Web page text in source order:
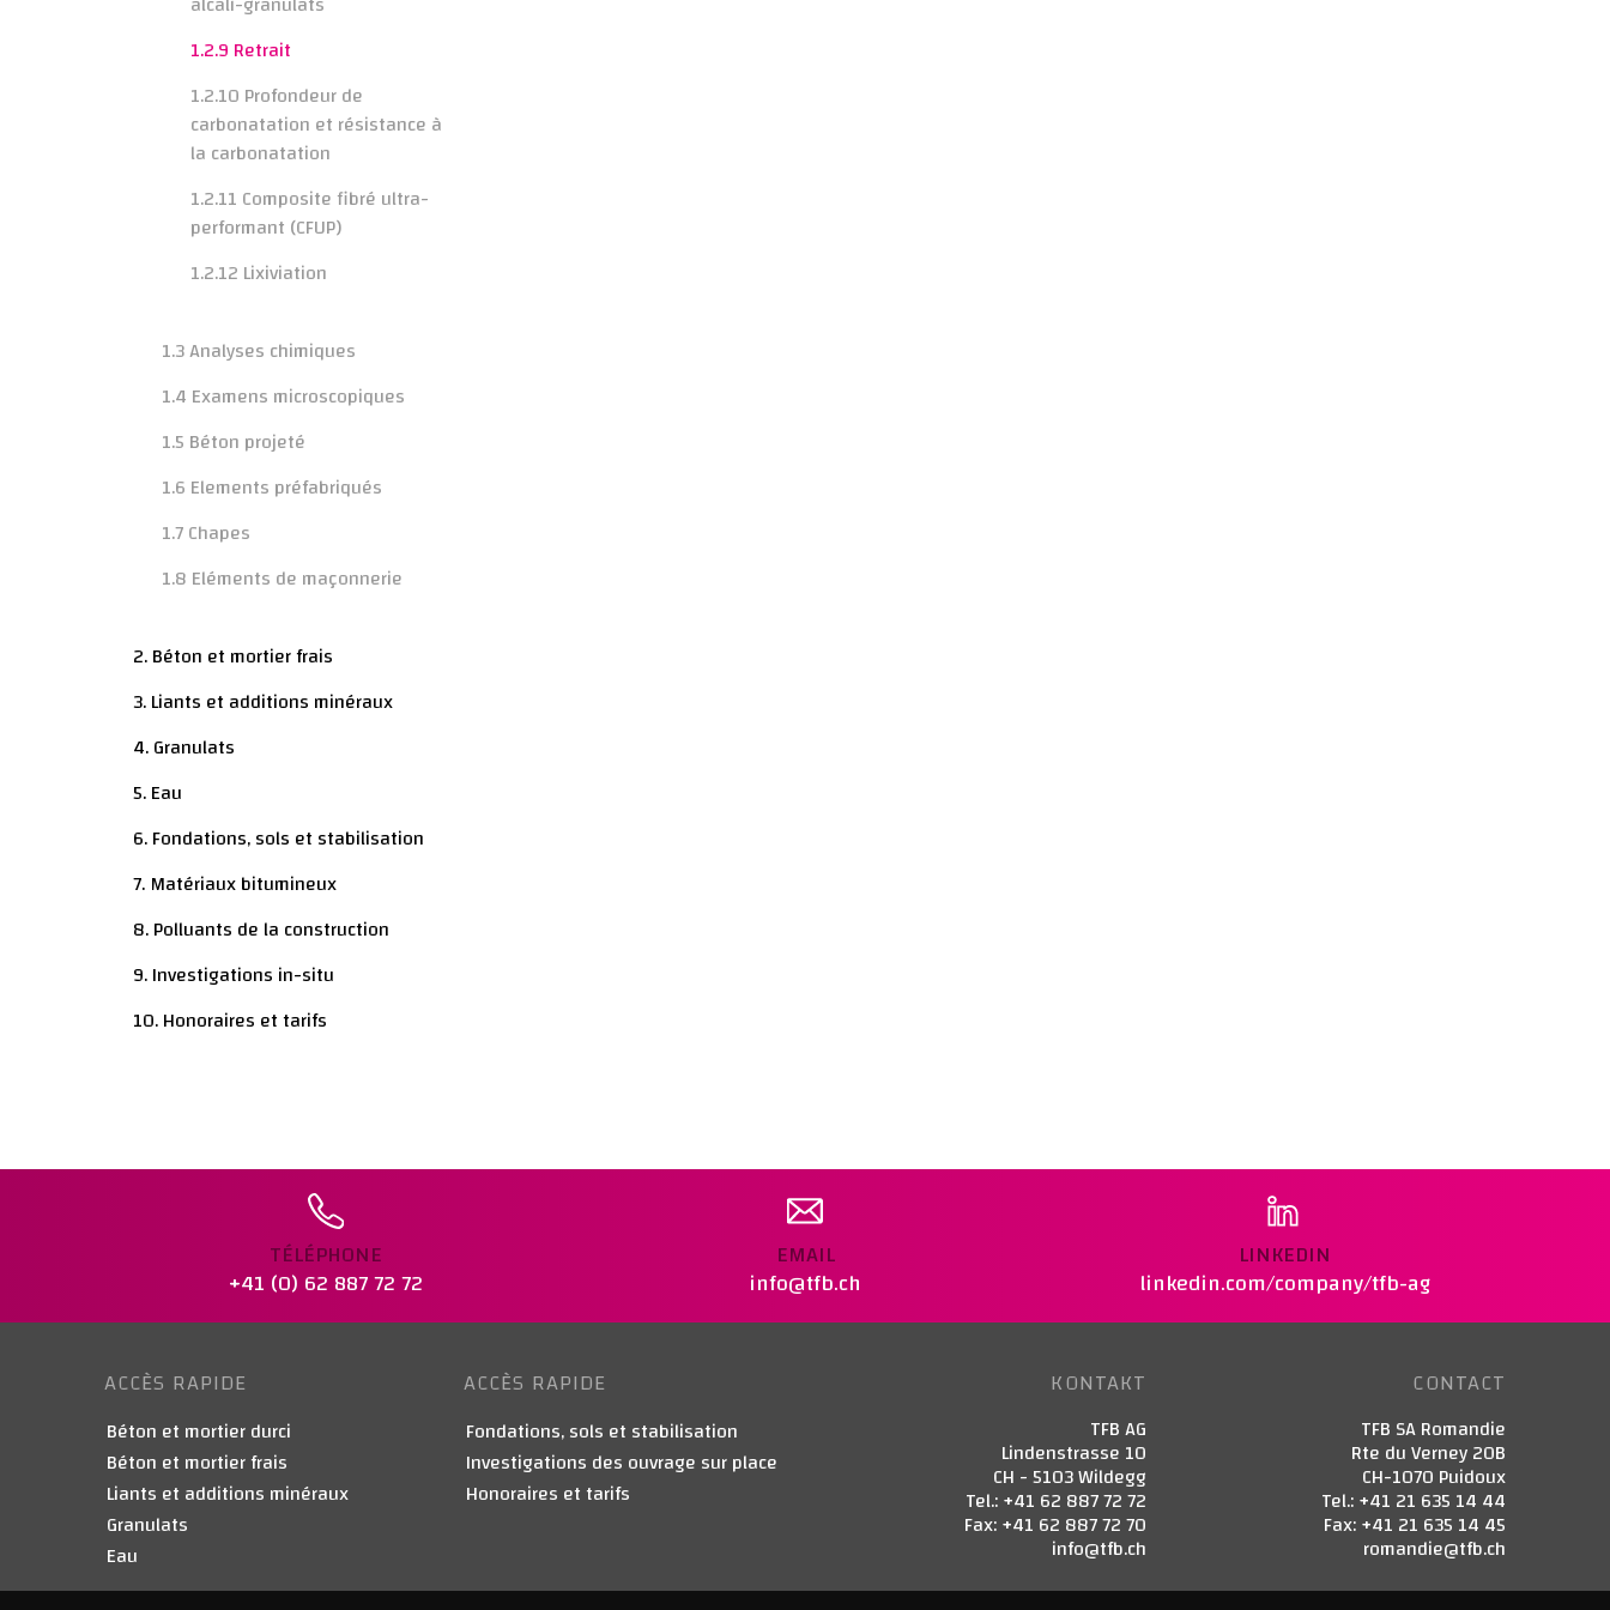
1.2.9 Retrait
1.2.10 Profondeur de
carbonatation et résistance à
la carbonatation
1.2.11 Composite fibré ultra-
performant (CFUP)
1.2.12 Lixiviation
1.3 Analyses chimiques
1.4 Examens microscopiques
1.5 Béton projeté
1.6 Elements préfabriqués
1.7 Chapes
1.8 Eléments de maçonnerie
2. Béton et mortier frais
3. Liants et additions minéraux
4. Granulats
5. Eau
6. Fondations, sols et stabilisation
7. Matériaux bitumineux
8. Polluants de la construction
9. Investigations in-situ
10. Honoraires et tarifs
TÉLÉPHONE
+41 (0) 62 887 72 72
EMAIL
info@tfb.ch
LINKEDIN
linkedin.com/company/tfb-ag
ACCÈS RAPIDE
Béton et mortier durci
Béton et mortier frais
Liants et additions minéraux
Granulats
Eau
ACCÈS RAPIDE
Fondations, sols et stabilisation
Investigations des ouvrage sur place
Honoraires et tarifs
KONTAKT
TFB AG
Lindenstrasse 10
CH - 5103 Wildegg
Tel.: +41 62 887 72 72
Fax: +41 62 887 72 70
info@tfb.ch
CONTACT
TFB SA Romandie
Rte du Verney 20B
CH-1070 Puidoux
Tel.: +41 21 635 14 44
Fax: +41 21 635 14 45
romandie@tfb.ch